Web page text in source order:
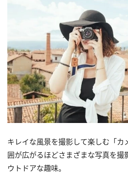
キレイな風景を撮影して楽しむ「カ
囲が広がるほどさまざまな写真を撮
ウトドアな趣味。